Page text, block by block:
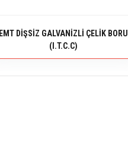
EMT DİŞSİZ GALVANİZLİ ÇELİK BORU
(I.T.C.C)